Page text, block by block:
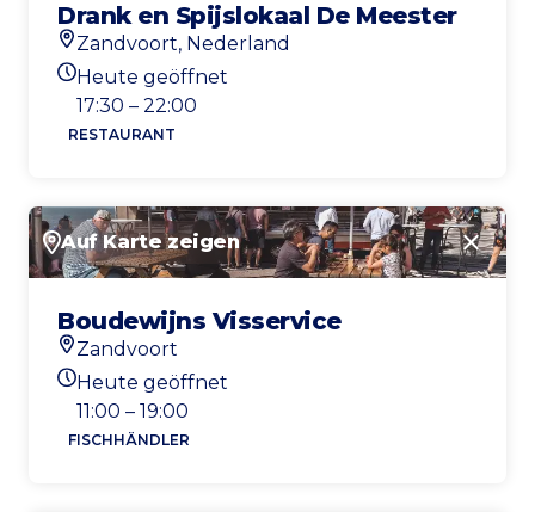
Drank en Spijslokaal De Meester
Standort
Zandvoort, Nederland
Heutigen Öffnungszeiten
Heute geöffnet
17:30 – 22:00
RESTAURANT
Auf Karte zeigen
Boudewijns Visservice
Standort
Zandvoort
Heutigen Öffnungszeiten
Heute geöffnet
11:00 – 19:00
FISCHHÄNDLER